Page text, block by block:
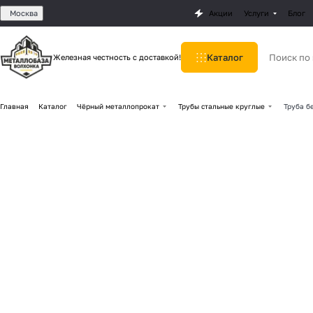
Москва Акции Услуги Блог
Железная честность с доставкой! Каталог
Главная Каталог Чёрный металлопрокат Трубы стальные круглые Труба